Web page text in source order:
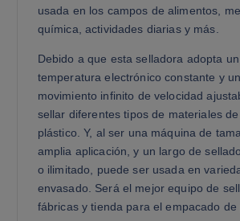
usada en los campos de alimentos,
química, actividades diarias y más.
Debido a que esta selladora adopta
temperatura electrónico constante y
movimiento infinito de velocidad
sellar diferentes tipos de materiales
plástico. Y, al ser una máquina de
amplia aplicación, y un largo de
o ilimitado, puede ser usada en
envasado. Será el mejor equipo de
fábricas y tienda para el empacado de